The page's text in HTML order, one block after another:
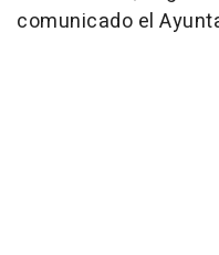
comunicado el